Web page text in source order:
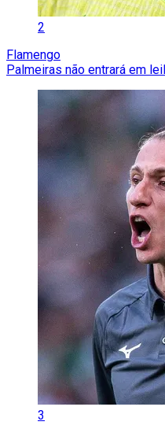
2
Flamengo
Palmeiras não entrará em
3